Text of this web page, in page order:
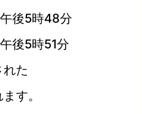
後5時48分
後5時51分
た
す。